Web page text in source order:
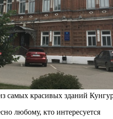
самых красивых зданий
любому, кто интересуется